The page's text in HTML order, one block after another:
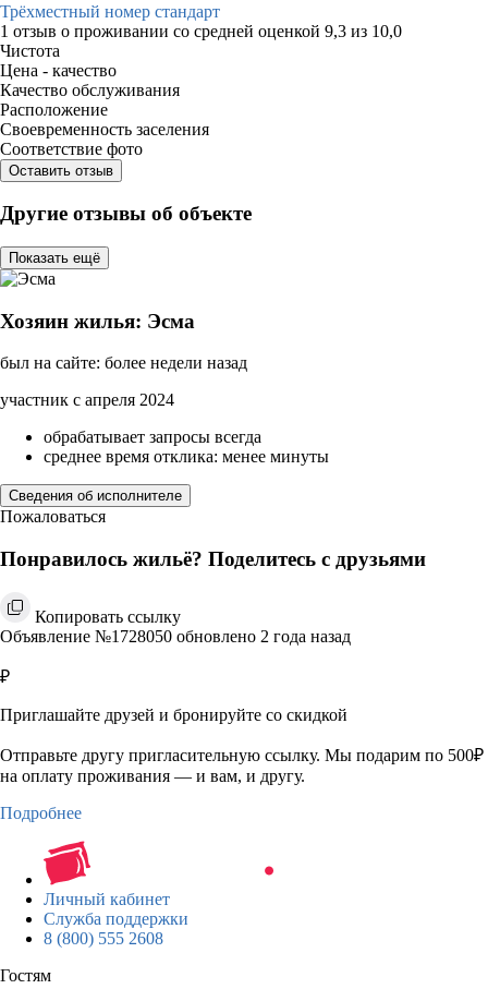
Трёхместный номер стандарт
1 отзыв о проживании со средней оценкой 9,3 из 10,0
Чистота
Цена - качество
Качество обслуживания
Расположение
Своевременность заселения
Соответствие фото
Оставить отзыв
Другие отзывы об объекте
Показать ещё
Хозяин жилья: Эсма
был на сайте: более недели назад
участник с апреля 2024
обрабатывает запросы всегда
среднее время отклика: менее минуты
Сведения об исполнителе
Пожаловаться
Понравилось жильё? Поделитесь с друзьями
Копировать ссылку
Объявление №1728050 обновлено 2 года назад
₽
Приглашайте друзей и бронируйте со скидкой
Отправьте другу пригласительную ссылку. Мы подарим по 500₽
на оплату проживания — и вам, и другу.
Подробнее
Личный кабинет
Служба поддержки
8 (800) 555 2608
Гостям